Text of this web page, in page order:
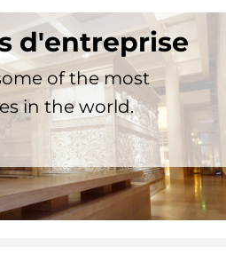
d'entreprise
of the most
in the world.